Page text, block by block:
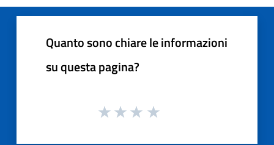
Quanto sono chiare le informazioni
su questa pagina?